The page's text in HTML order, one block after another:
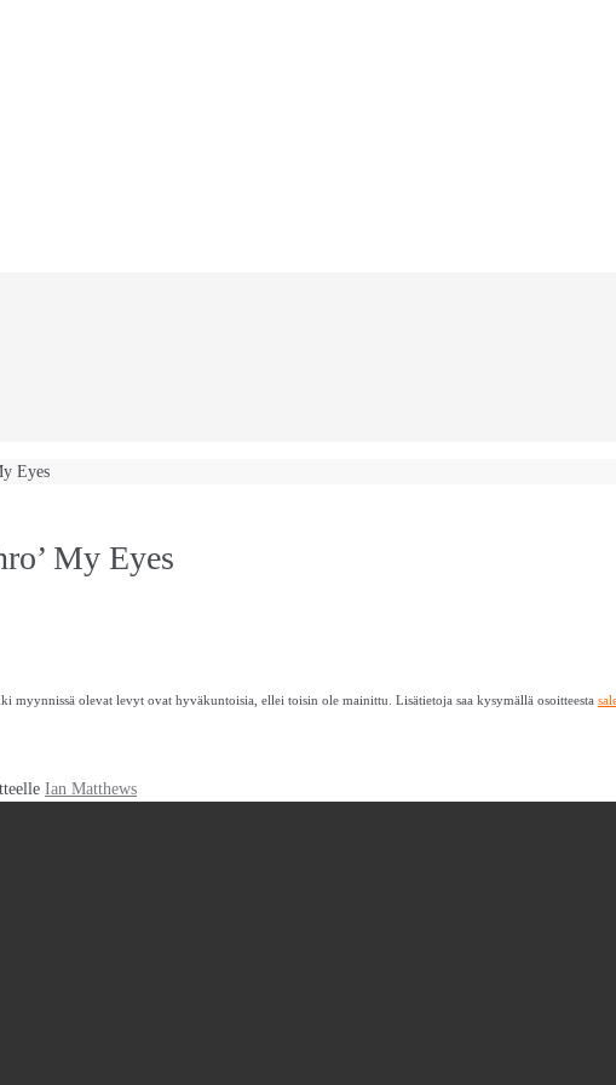
Eyes
My Eyes
myynnissä olevat levyt ovat hyväkuntoisia, ellei toisin ole mainittu. Lisätietoja saa kysymällä osoitteesta
Ian Matthews